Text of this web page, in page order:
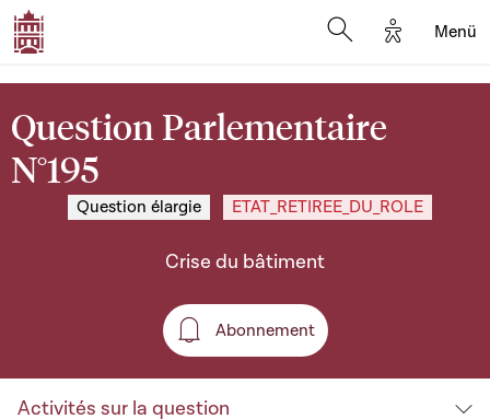
Options
Menü
Question Parlementaire
N°195
Question élargie ETAT_RETIREE_DU_ROLE
Crise du bâtiment
Abonnement
Abonnement
Activités sur la question